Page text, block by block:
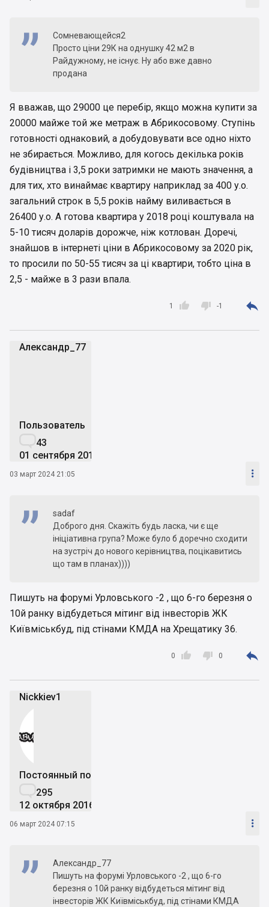
Cомневающейся2
Просто ціни 29К на однушку 42 м2 в
Райдужному, не існує. Ну або вже давно
продана
Я вважав, що 29000 це перебір, якщо можна купити за
20000 майже той же метраж в Абрикосовому. Ступінь
готовності однаковий, а добудовувати все одно ніхто
не збирається. Можливо, для когось декілька років
будівництва і 3,5 роки затримки не мають значення, а
для тих, хто винаймає квартиру наприклад за 400 у.о.
загальний строк в 5,5 років найму виливається в
26400 у.о. А готова квартира у 2018 році коштувала на
5-10 тисяч доларів дорожче, ніж котлован. Доречі,
знайшов в інтернеті ціни в Абрикосовому за 2020 рік,
то просили по 50-55 тисяч за ці квартири, тобто ціна в
2,5 - майже в 3 рази впала.

1  -1 
Александр_77
Пользователь
43
01 сентября 2017
03 март 2024 21:05 
sadaf
Доброго дня. Скажіть будь ласка, чи є ще
ініціативна група? Може було б доречно сходити
на зустріч до нового керівництва, поцікавитись
що там в планах))))
Пишуть на форумі Урловського -2 , що 6-го березня о
10й ранку відбудеться мітинг від інвесторів ЖК
Київміськбуд, під стінами КМДА на Хрещатику 36.

0  0 
Nickkiev1
Постоянный пользователь
295
12 октября 2016
06 март 2024 07:15 
Александр_77
Пишуть на форумі Урловського -2 , що 6-го
березня о 10й ранку відбудеться мітинг від
інвесторів ЖК Київміськбуд, під стінами КМДА